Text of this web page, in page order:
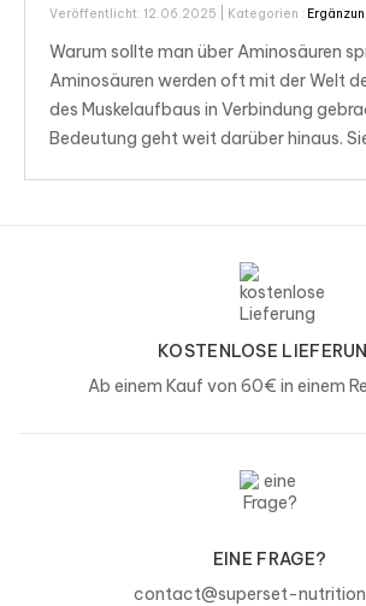
Veröffentlicht: 12.06.2025 | Kategorien :
Warum sollte man über Aminosäuren
Aminosäuren werden oft mit der Welt
des Muskelaufbaus in Verbindung
Bedeutung geht weit darüber hinaus.
KOSTENLOSE
Ab einem Kauf von 60€ in einem
EINE FRAGE?
contact@superset-